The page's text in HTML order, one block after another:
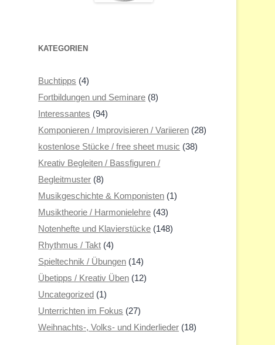
KATEGORIEN
Buchtipps (4)
Fortbildungen und Seminare (8)
Interessantes (94)
Komponieren / Improvisieren / Variieren (28)
kostenlose Stücke / free sheet music (38)
Kreativ Begleiten / Bassfiguren /
Begleitmuster (8)
Musikgeschichte & Komponisten (1)
Musiktheorie / Harmonielehre (43)
Notenhefte und Klavierstücke (148)
Rhythmus / Takt (4)
Spieltechnik / Übungen (14)
Übetipps / Kreativ Üben (12)
Uncategorized (1)
Unterrichten im Fokus (27)
Weihnachts-, Volks- und Kinderlieder (18)